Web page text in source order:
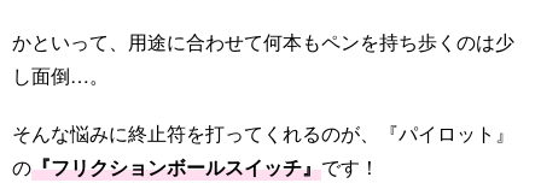
かといって、用途に合わせて何本もペンを持ち歩くのは少
し面倒…。
そんな悩みに終止符を打ってくれるのが、『パイロット』
の『フリクションボールスイッチ』です！